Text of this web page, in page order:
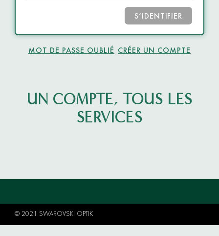
S’IDENTIFIER
MOT DE PASSE OUBLIÉ CRÉER UN COMPTE
UN COMPTE, TOUS LES
SERVICES
© 2021 SWAROVSKI OPTIK